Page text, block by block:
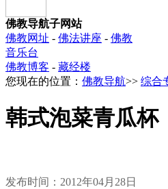
佛教导航子网站
佛教网址 - 佛法讲座 - 佛教
音乐台
佛教博客 - 藏经楼
您现在的位置： 佛教导航>> 综合
韩式泡菜青瓜杯
发布时间：2012年04月28日